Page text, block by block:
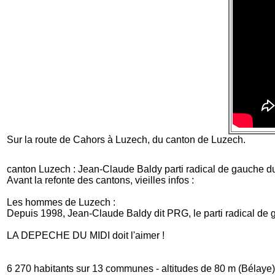
Sur la route de Cahors à Luzech, du canton de Luzech.
canton Luzech : Jean-Claude Baldy parti radical de gauche
Avant la refonte des cantons, vieilles infos :
Les hommes de Luzech :
Depuis 1998, Jean-Claude Baldy dit PRG, le parti radical de
LA DEPECHE DU MIDI doit l'aimer !
6 270 habitants sur 13 communes - altitudes de 80 m